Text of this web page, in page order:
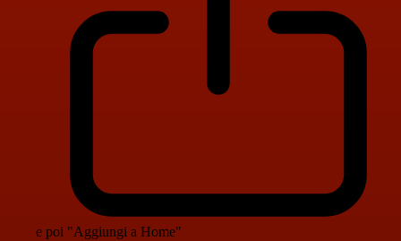
e poi "Aggiungi a Home"